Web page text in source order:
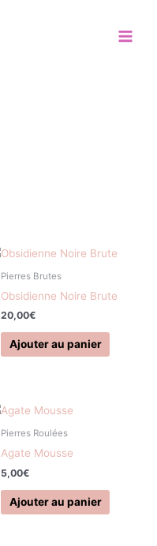
Pierres Brutes
Obsidienne Noire Brute
20,00€
Ajouter au panier
Pierres Roulées
Agate Mousse
5,00€
Ajouter au panier